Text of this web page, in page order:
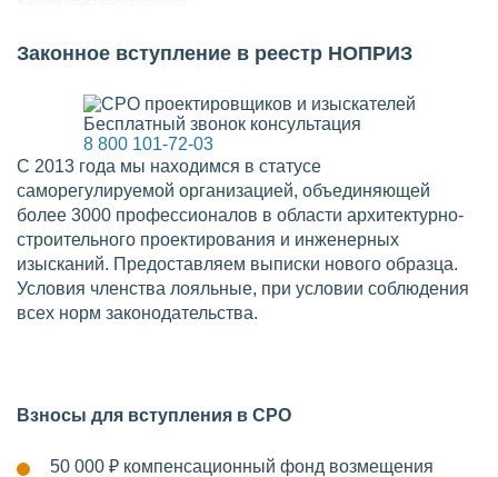
Законное вступление в реестр НОПРИЗ
Бесплатный звонок консультация
8 800 101-72-03
С 2013 года мы находимся в статусе
саморегулируемой организацией, объединяющей
более 3000 профессионалов в области архитектурно-
строительного проектирования и инженерных
изысканий. Предоставляем выписки нового образца.
Условия членства лояльные, при условии соблюдения
всех норм законодательства.
Взносы для вступления в СРО
50 000 ₽ компенсационный фонд возмещения